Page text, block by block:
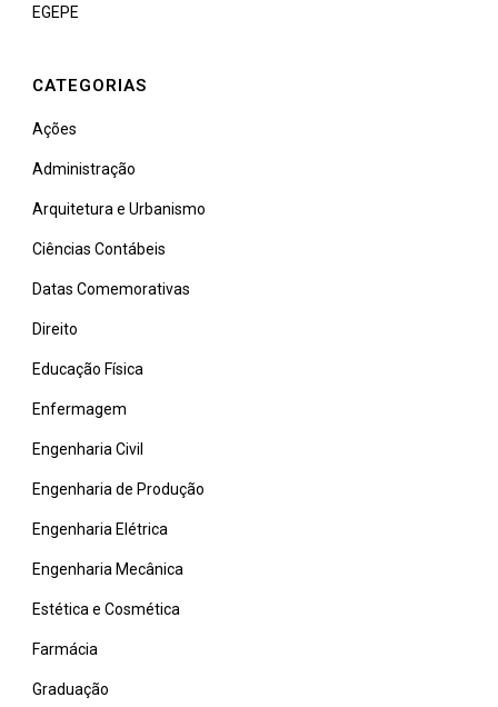
EGEPE
CATEGORIAS
Ações
Administração
Arquitetura e Urbanismo
Ciências Contábeis
Datas Comemorativas
Direito
Educação Física
Enfermagem
Engenharia Civil
Engenharia de Produção
Engenharia Elétrica
Engenharia Mecânica
Estética e Cosmética
Farmácia
Graduação